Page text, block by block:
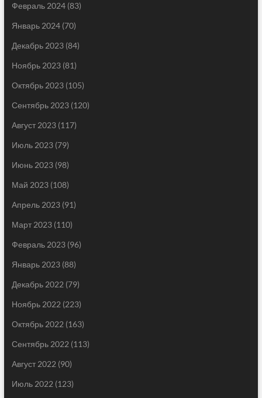
Февраль 2024(83)
Январь 2024(70)
Декабрь 2023(84)
Ноябрь 2023(81)
Октябрь 2023(105)
Сентябрь 2023(120)
Август 2023(117)
Июль 2023(79)
Июнь 2023(98)
Май 2023(108)
Апрель 2023(91)
Март 2023(110)
Февраль 2023(96)
Январь 2023(88)
Декабрь 2022 (79)
Ноябрь 2022 (223)
Октябрь 2022 (163)
Сентябрь 2022 (113)
Август 2022 (90)
Июль 2022 (123)